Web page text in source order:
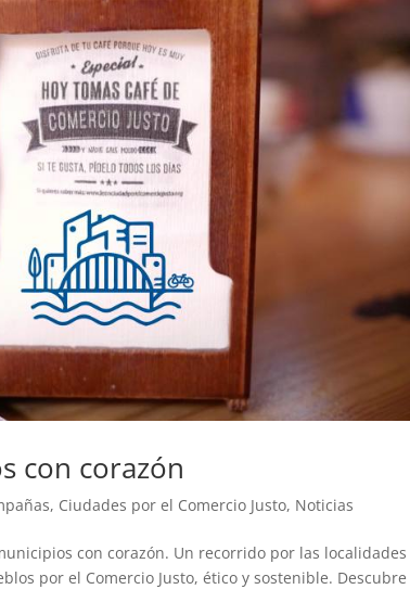
con corazón
, Ciudades por el Comercio Justo, Noticias
con corazón. Un recorrido por las localidades
por el Comercio Justo, ético y sostenible.